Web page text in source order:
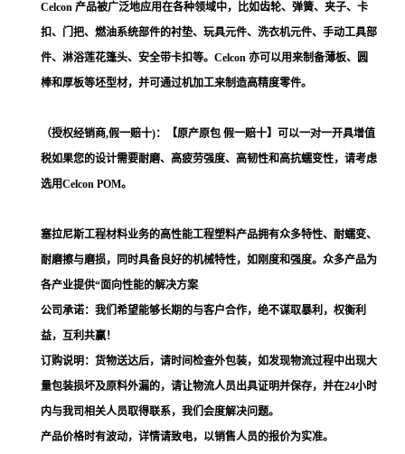
Celcon 产品被广泛地应用在各种领域中，比如齿轮、弹簧、夹子、卡
扣、门把、燃油系统部件的衬垫、玩具元件、洗衣机元件、手动工具部
件、淋浴莲花篷头、安全带卡扣等。Celcon 亦可以用来制备薄板、圆
棒和厚板等坯型材，并可通过机加工来制造高精度零件。
（授权经销商,假一赔十)：【原产原包 假一赔十】可以一对一开具增值
税如果您的设计需要耐磨、高疲劳强度、高韧性和高抗蠕变性，请考虑
选用Celcon POM。
塞拉尼斯工程材料业务的高性能工程塑料产品拥有众多特性、耐蠕变、
耐磨擦与磨损，同时具备良好的机械特性，如刚度和强度。众多产品为
各产业提供“面向性能的解决方案
公司承诺：我们希望能够长期的与客户合作，绝不谋取暴利，权衡利
益，互利共赢！
订购说明：货物送达后，请时间检查外包装，如发现物流过程中出现大
量包装损坏及原料外漏的，请让物流人员出具证明并保存，并在24小时
内与我司相关人员取得联系，我们会度解决问题。
产品价格时有波动，详情请致电，以销售人员的报价为实准。